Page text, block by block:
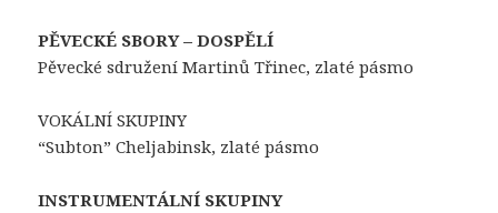
PĚVECKÉ SBORY – DOSPĚLÍ
Pěvecké sdružení Martinů Třinec, zlaté pásmo
VOKÁLNÍ SKUPINY
“Subton” Cheljabinsk, zlaté pásmo
INSTRUMENTÁLNÍ SKUPINY